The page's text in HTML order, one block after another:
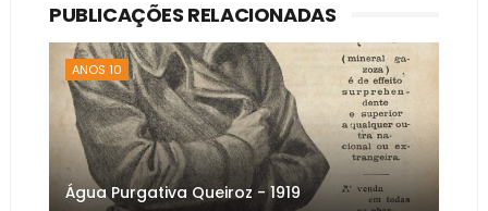
PUBLICAÇÕES RELACIONADAS
ANOS 10
Água Purgativa Queiroz - 1919